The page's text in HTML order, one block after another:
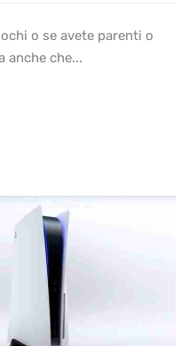
o se avete parenti o
anche che...